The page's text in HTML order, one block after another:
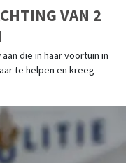
VAN 2
die in haar voortuin in
te helpen en kreeg